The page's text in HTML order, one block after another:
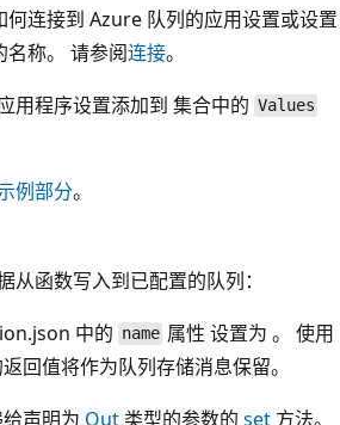
何连接到 Azure 队列的应用设置或设置
名称。 请参阅连接。
用程序设置添加到 集合中的 Values
例部分。
从函数写入到已配置的队列：
中的 name 属性 设置为。 使用
回值将作为队列存储消息保留。
声明为 Out 类型的参数的 set 方法。